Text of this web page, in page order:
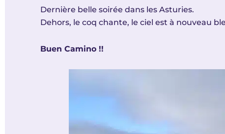
Dernière belle soirée dans les Asturies.
Dehors, le coq chante, le ciel est à nouveau
Buen Camino !!